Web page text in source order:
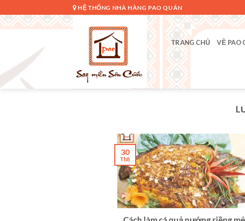
qua
nội
HỆ THỐNG NHÀ HÀNG PAO QUÁN
TRANG CHỦ VỀ PAO
30
Th8